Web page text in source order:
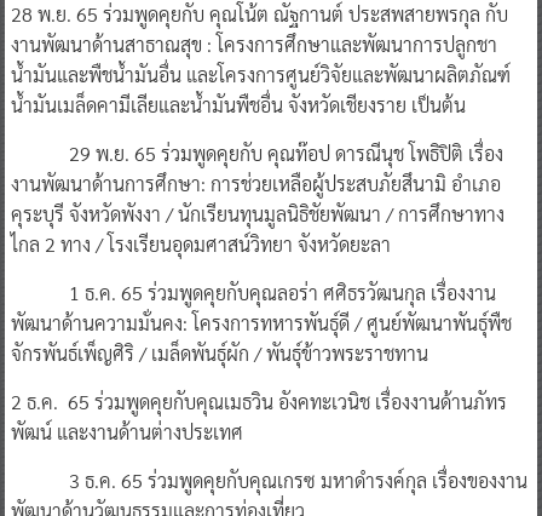
28 พ.ย. 65 ร่วมพูดคุยกับ คุณโน้ต ณัฐกานต์ ประสพสายพรกุล กับ
งานพัฒนาด้านสาธาณสุข : โครงการศึกษาและพัฒนาการปลูกชา
น้ำมันและพืชน้ำมันอื่น และโครงการศูนย์วิจัยและพัฒนาผลิตภัณฑ์
น้ำมันเมล็ดคามีเลียและน้ำมันพืชอื่น จังหวัดเชียงราย เป็นต้น
29 พ.ย. 65 ร่วมพูดคุยกับ คุณท๊อป ดารณีนุช โพธิปิติ เรื่อง
งานพัฒนาด้านการศึกษา: การช่วยเหลือผู้ประสบภัยสึนามิ อำเภอ
คุระบุรี จังหวัดพังงา / นักเรียนทุนมูลนิธิชัยพัฒนา / การศึกษาทาง
ไกล 2 ทาง / โรงเรียนอุดมศาสน์วิทยา จังหวัดยะลา
1 ธ.ค. 65 ร่วมพูดคุยกับคุณลอร่า ศศิธรวัฒนกุล เรื่องงาน
พัฒนาด้านความมั่นคง: โครงการทหารพันธุ์ดี / ศูนย์พัฒนาพันธุ์พืช
จักรพันธ์เพ็ญศิริ / เมล็ดพันธุ์ผัก / พันธุ์ข้าวพระราชทาน
2 ธ.ค. 65 ร่วมพูดคุยกับคุณเมธวิน อังคทะเวนิช เรื่องงานด้านภัทร
พัฒน์ และงานด้านต่างประเทศ
3 ธ.ค. 65 ร่วมพูดคุยกับคุณเกรซ มหาดำรงค์กุล เรื่องของงาน
พัฒนาด้านวัฒนธรรมและการท่องเที่ยว